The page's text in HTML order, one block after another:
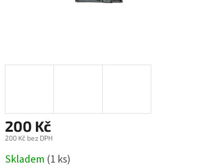
200 Kč
200 Kč bez DPH
cena:
Skladem (1 ks)